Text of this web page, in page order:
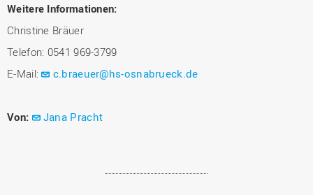
Weitere Informationen:
Christine Bräuer
Telefon: 0541 969-3799
E-Mail:
c.braeuer@hs-osnabrueck.de
Von: Jana Pracht